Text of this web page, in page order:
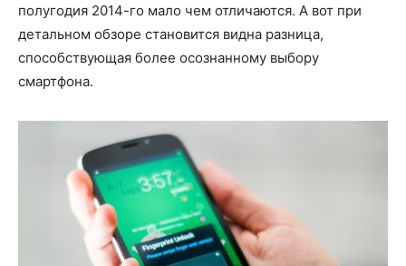
полугодия 2014-го мало чем отличаются. А вот при
детальном обзоре становится видна разница,
способствующая более осознанному выбору
смартфона.